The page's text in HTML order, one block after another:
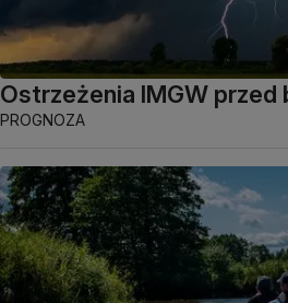
Ostrzeżenia IMGW przed
PROGNOZA